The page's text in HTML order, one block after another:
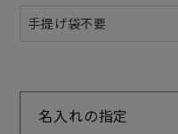
名入れの指定